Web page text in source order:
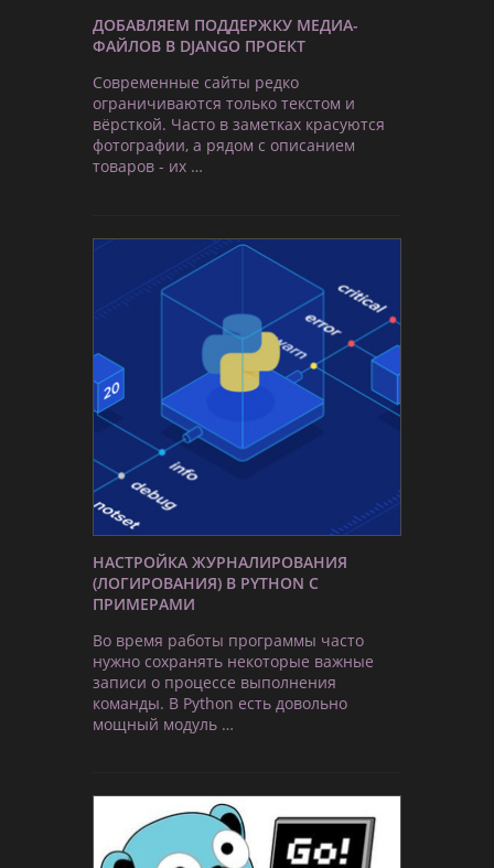
ДОБАВЛЯЕМ ПОДДЕРЖКУ МЕДИА-
ФАЙЛОВ В DJANGO ПРОЕКТ
Современные сайты редко
ограничиваются только текстом и
вёрсткой. Часто в заметках красуются
фотографии, а рядом с описанием
товаров - их …
НАСТРОЙКА ЖУРНАЛИРОВАНИЯ
(ЛОГИРОВАНИЯ) В PYTHON С
ПРИМЕРАМИ
Во время работы программы часто
нужно сохранять некоторые важные
записи о процессе выполнения
команды. В Python есть довольно
мощный модуль …